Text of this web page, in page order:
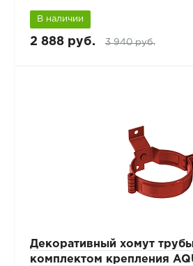
В наличии
2 888 руб. 3 940 руб.
Декоративный хомут
комплектом крепления